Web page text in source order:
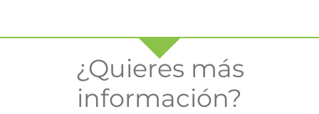
¿Quieres más
información?